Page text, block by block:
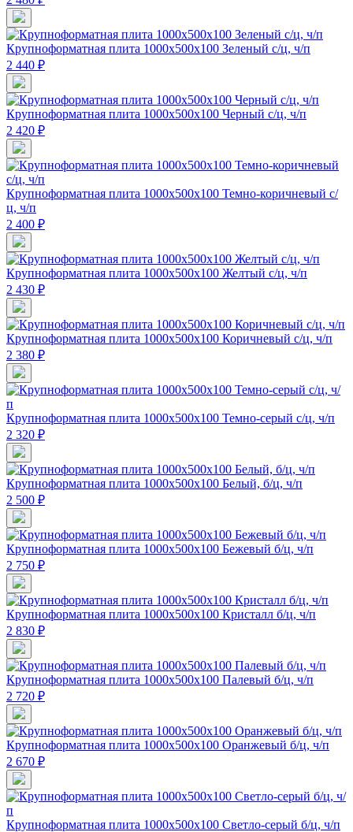
Крупноформатная плита 1000х500х100 Зеленый с/ц, ч/п
2 440 ₽
Крупноформатная плита 1000х500х100 Черный с/ц, ч/п
2 420 ₽
Крупноформатная плита 1000х500х100 Темно-коричневый с/
ц, ч/п
2 400 ₽
Крупноформатная плита 1000х500х100 Желтый с/ц, ч/п
2 430 ₽
Крупноформатная плита 1000х500х100 Коричневый с/ц, ч/п
2 380 ₽
Крупноформатная плита 1000х500х100 Темно-серый с/ц, ч/п
2 320 ₽
Крупноформатная плита 1000х500х100 Белый, б/ц, ч/п
2 500 ₽
Крупноформатная плита 1000х500х100 Бежевый б/ц, ч/п
2 750 ₽
Крупноформатная плита 1000х500х100 Кристалл б/ц, ч/п
2 830 ₽
Крупноформатная плита 1000х500х100 Палевый б/ц, ч/п
2 720 ₽
Крупноформатная плита 1000х500х100 Оранжевый б/ц, ч/п
2 670 ₽
Крупноформатная плита 1000х500х100 Светло-серый б/ц, ч/п